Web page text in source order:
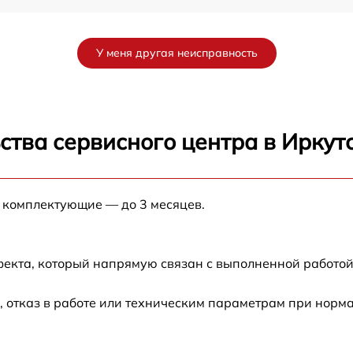
от 60 мин
от 60 мин
У меня другая неисправность
сервисного центра в
комплектующие — до 3 месяцев.
который напрямую связан с выполненной
в работе или техническим параметрам при